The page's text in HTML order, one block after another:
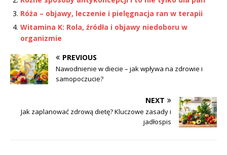
Róża – objawy, leczenie i pielęgnacja ran w terapii
Witamina K: Rola, źródła i objawy niedoboru w
organizmie
PREVIOUS
Nawodnienie w diecie – jak wpływa na zdrowie i
samopoczucie?
NEXT
Jak zaplanować zdrową dietę? Kluczowe zasady i
jadłospis